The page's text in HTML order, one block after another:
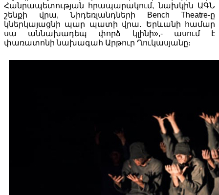
Հանրապետության հրապարակում, նախկին ԱԳՆ
շենքի վրա, Նիդեռլանդների Bench Theatre-ը
կներկայացնի պար պատի վրա․ Երևանի համար
սա աննախադեպ փորձ կլինի»,- ասում է
փառատոնի նախագահ Արթուր Ղուկասյանը։